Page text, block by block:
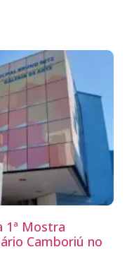
1ª Mostra
Camboriú no